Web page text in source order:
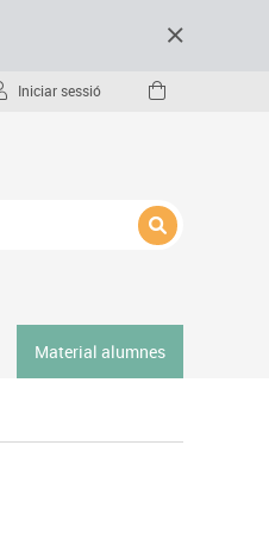
Iniciar sessió
Material alumnes